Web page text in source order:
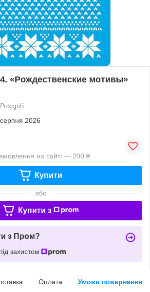
«Рождественские мотивы»
Роздріб
2026
на сайті — 200 ₴
Купити
або
Купити з
з Пром?
захистом
Оплата Умови повернення